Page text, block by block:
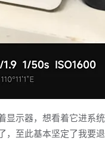
示器，想看着它进系统
，至此基本坚定了我要